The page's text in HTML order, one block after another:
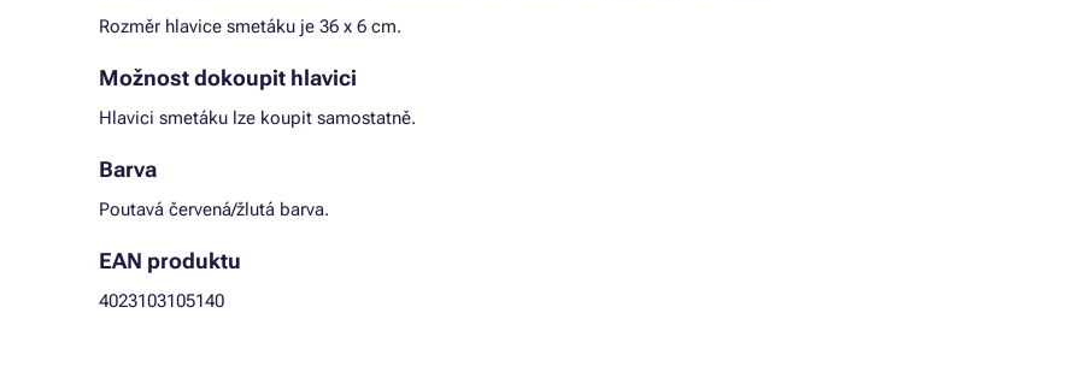
Rozměr hlavice smetáku je 36 x 6 cm.
Možnost dokoupit hlavici
Hlavici smetáku lze koupit samostatně.
Barva
Poutavá červená/žlutá barva.
EAN produktu
4023103105140